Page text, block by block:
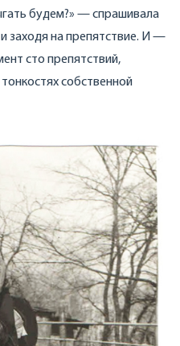
будем?» — спрашивала
заходя на препятствие. И —
сто препятствий,
собственной